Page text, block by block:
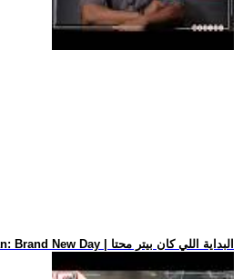
.. فيلم Spider-Man: Brand New Day | البداية اللي كان بيتر محتا